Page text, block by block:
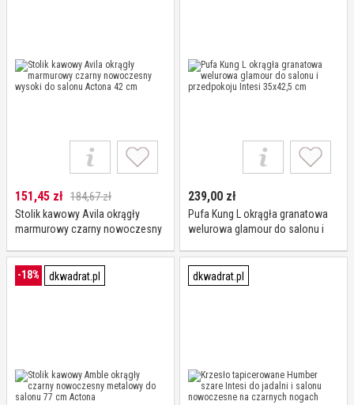
151,45 zł 184,67 zł
Stolik kawowy Avila okrągły
marmurowy czarny nowoczesny
239,00 zł
Pufa Kung L okrągła granatowa
welurowa glamour do salonu i
-18% dkwadrat.pl dkwadrat.pl